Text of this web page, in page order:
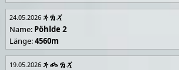
24.05.2026
Name: Pöhlde 2
Länge:4560m
19.05.2026